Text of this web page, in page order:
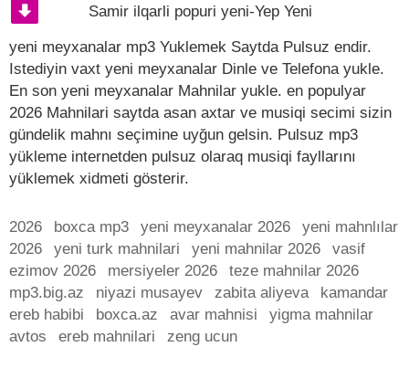
Samir ilqarli popuri yeni-Yep Yeni
yeni meyxanalar mp3 Yuklemek Saytda Pulsuz endir.
Istediyin vaxt yeni meyxanalar Dinle ve Telefona yukle.
En son yeni meyxanalar Mahnilar yukle. en populyar
2026 Mahnilari saytda asan axtar ve musiqi secimi sizin
gündelik mahnı seçimine uyğun gelsin. Pulsuz mp3
yükleme internetden pulsuz olaraq musiqi fayllarını
yüklemek xidmeti gösterir.
2026 boxca mp3 yeni meyxanalar 2026
yeni mahnlılar
2026
yeni turk mahnilari yeni mahnilar 2026
vasif
ezimov 2026
mersiyeler 2026
teze mahnilar 2026
mp3.big.az
niyazi musayev zabita aliyeva
kamandar
ereb habibi
boxca.az avar mahnisi
yigma mahnilar
avtos
ereb mahnilari zeng ucun